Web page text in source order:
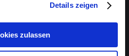
Details zeigen
zulassen
sawdust_symphony